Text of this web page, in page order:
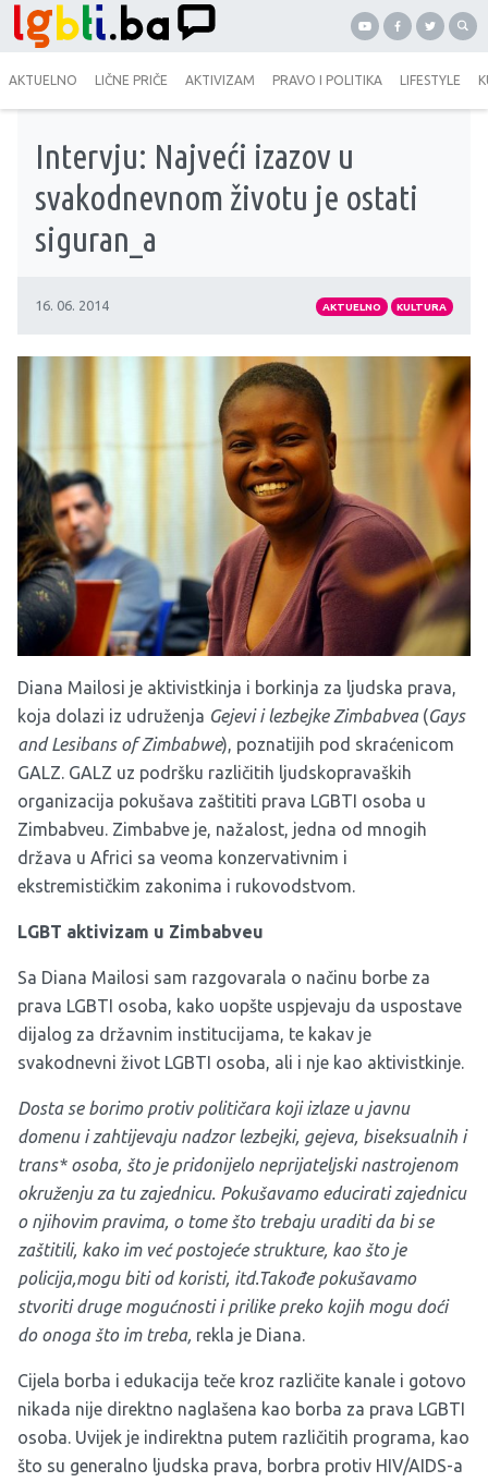
AKTUELNO LIČNE PRIČE AKTIVIZAM PRAVO I POLITIKA LIFESTYLE
Intervju: Najveći izazov u
svakodnevnom životu je ostati
siguran_a
16. 06. 2014 AKTUELNO KULTURA
Diana Mailosi je aktivistkinja i borkinja za ljudska prava,
koja dolazi iz udruženja Gejevi i lezbejke Zimbabvea(Gays
and Lesibans of Zimbabwe), poznatijih pod skraćenicom
GALZ. GALZ uz podršku različitih ljudskopravaških
organizacija pokušava zaštititi prava LGBTI osoba u
Zimbabveu. Zimbabve je, nažalost, jedna od mnogih
država u Africi sa veoma konzervativnim i
ekstremističkim zakonima i rukovodstvom.
LGBT aktivizam u Zimbabveu
Sa Diana Mailosi sam razgovarala o načinu borbe za
prava LGBTI osoba, kako uopšte uspjevaju da uspostave
dijalog za državnim institucijama, te kakav je
svakodnevni život LGBTI osoba, ali i nje kao aktivistkinje.
Dosta se borimo protiv političara koji izlaze u javnu
domenu i zahtijevaju nadzor lezbejki, gejeva, biseksualnih i
trans* osoba, što je pridonijelo neprijateljski nastrojenom
okruženju za tu zajednicu. Pokušavamo educirati zajednicu
o njihovim pravima, o tome što trebaju uraditi da bi se
zaštitili, kako im već postojeće strukture, kao što je
policija,mogu biti od koristi, itd.Takođe pokušavamo
stvoriti druge mogućnosti i prilike preko kojih mogu doći
do onoga što im treba, rekla je Diana.
Cijela borba i edukacija teče kroz različite kanale i gotovo
nikada nije direktno naglašena kao borba za prava LGBTI
osoba. Uvijek je indirektna putem različitih programa, kao
što su generalno ljudska prava, borbra protiv HIV/AIDS-a